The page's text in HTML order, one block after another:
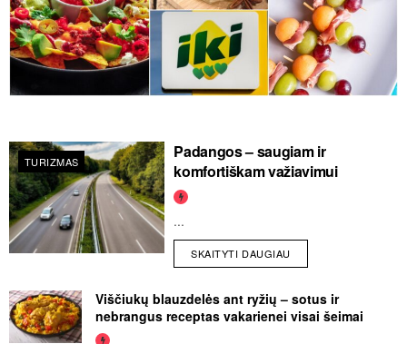
TURIZMAS
Padangos – saugiam ir
komfortiškam važiavimui
...
SKAITYTI DAUGIAU
Viščiukų blauzdelės ant ryžių – sotus ir
nebrangus receptas vakarienei visai šeimai